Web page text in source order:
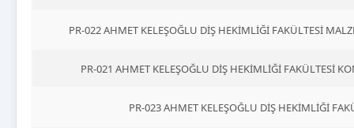
PR-022 AHMET KELEŞOĞLU DİŞ HEKİMLİĞİ FAKÜLTESİ
PR-021 AHMET KELEŞOĞLU DİŞ HEKİMLİĞİ FAKÜLTESİ
PR-023 AHMET KELEŞOĞLU DİŞ HEKİMLİĞİ